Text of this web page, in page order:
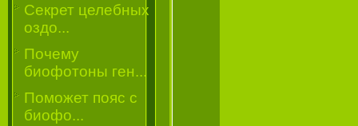
Секрет целебных
оздо...
Почему
биофотоны ген...
Поможет пояс с
биофо...